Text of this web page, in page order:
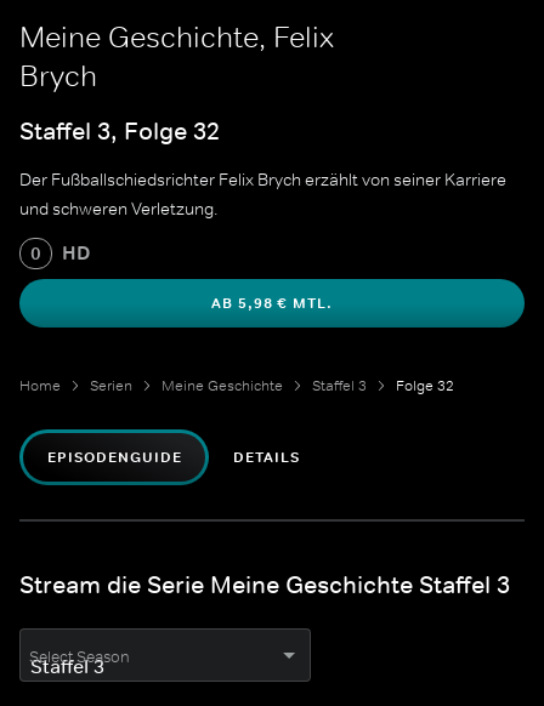
Meine Geschichte, Felix
Brych
Staffel 3, Folge 32
Der Fußballschiedsrichter Felix Brych erzählt von seiner Karriere
und schweren Verletzung.
0 HD
AB 5,98 € MTL.
Home Serien Meine Geschichte Staffel 3 Folge 32
EPISODENGUIDE DETAILS
Stream die Serie Meine Geschichte Staffel 3
Select Season